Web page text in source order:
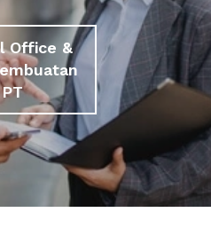
Office &
PT